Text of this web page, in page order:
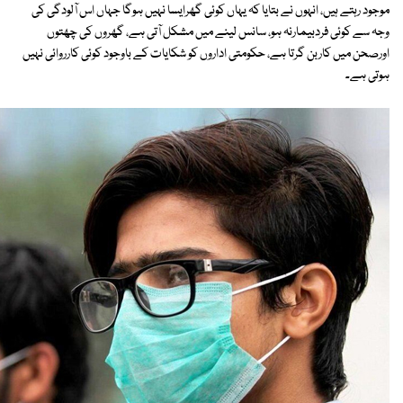
موجود رہتے ہیں، انہوں نے بتایا کہ یہاں کوئی گھرایسا نہیں ہوگا جہاں اس آلودگی کی
وجہ سے کوئی فردبیمارنہ ہو، سانس لینے میں مشکل آتی ہے، گھروں کی چھتوں
اورصحن میں کاربن گرتا ہے، حکومتی اداروں کو شکایات کے باوجود کوئی کارروائی نہیں
ہوتی ہے۔